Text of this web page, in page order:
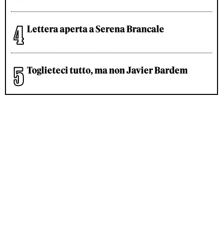
Lettera aperta a Serena Brancale
Toglieteci tutto, ma non Javier Bardem